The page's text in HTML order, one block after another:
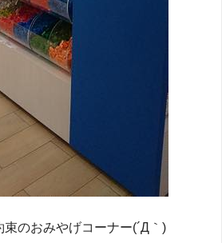
のおみやげコーナー(´Д｀)